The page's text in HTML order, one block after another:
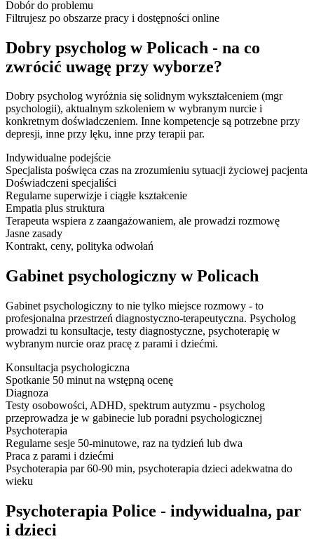
Dobór do problemu
Filtrujesz po obszarze pracy i dostępności online
Dobry psycholog w Policach - na co
zwrócić uwagę przy wyborze?
Dobry psycholog wyróżnia się solidnym wykształceniem (mgr
psychologii), aktualnym szkoleniem w wybranym nurcie i
konkretnym doświadczeniem. Inne kompetencje są potrzebne przy
depresji, inne przy lęku, inne przy terapii par.
Indywidualne podejście
Specjalista poświęca czas na zrozumieniu sytuacji życiowej pacjenta
Doświadczeni specjaliści
Regularne superwizje i ciągłe kształcenie
Empatia plus struktura
Terapeuta wspiera z zaangażowaniem, ale prowadzi rozmowę
Jasne zasady
Kontrakt, ceny, polityka odwołań
Gabinet psychologiczny w Policach
Gabinet psychologiczny to nie tylko miejsce rozmowy - to
profesjonalna przestrzeń diagnostyczno-terapeutyczna. Psycholog
prowadzi tu konsultacje, testy diagnostyczne, psychoterapię w
wybranym nurcie oraz pracę z parami i dziećmi.
Konsultacja psychologiczna
Spotkanie 50 minut na wstępną ocenę
Diagnoza
Testy osobowości, ADHD, spektrum autyzmu - psycholog
przeprowadza je w gabinecie lub poradni psychologicznej
Psychoterapia
Regularne sesje 50-minutowe, raz na tydzień lub dwa
Praca z parami i dziećmi
Psychoterapia par 60-90 min, psychoterapia dzieci adekwatna do
wieku
Psychoterapia Police - indywidualna, par
i dzieci